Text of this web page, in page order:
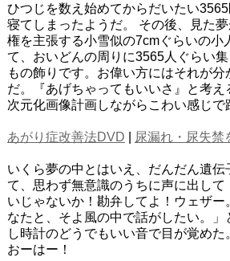
ひつじを数え始めてからだいたい
寝てしまったようだ。 その後、見た
権を主張する小雪似の7cmぐらいの
て、おいどんの周りに3565人ぐらい
もの飾りです。お偉い方にはそれが
だ。『あげちゃってもいいさ』と考
次元化画像計画しながらこわい感じで
あがり症改善法DVD 尿漏れ・尿失禁
いくら夢の中とはいえ、だんだん遺
て、思わず無意識のうちに声に出し
いじゃないか！勘弁してよ！ウェザ
なたと、そよ風の中で話がしたい。
し時計のどうでもいい音で目が覚め
おーはー！